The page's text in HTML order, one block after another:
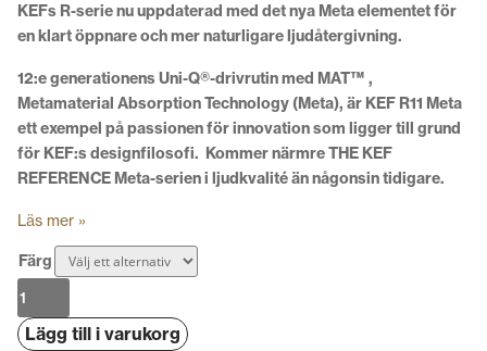
KEFs R-serie nu uppdaterad med det nya Meta elementet för
en klart öppnare och mer naturligare ljudåtergivning.
12:e generationens Uni-Q®-drivrutin med MAT™ ,
Metamaterial Absorption Technology (Meta), är KEF R11 Meta
ett exempel på passionen för innovation som ligger till grund
för KEF:s designfilosofi. Kommer närmre THE KEF
REFERENCE Meta-serien i ljudkvalité än någonsin tidigare.
Läs mer »
Färg
KEF
R11
Meta
Lägg till i varukorg